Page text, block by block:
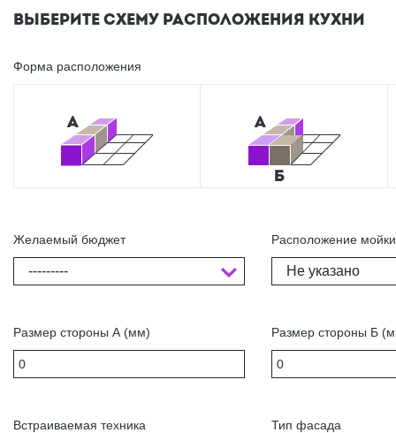
ВЫБЕРИТЕ СХЕМУ РАСПОЛОЖЕНИЯ КУХНИ
Форма расположения
Желаемый бюджет
---------
Размер стороны А (мм)
Встраиваемая техника
Расположение мойки
Не указано
Размер стороны Б
Тип фасада